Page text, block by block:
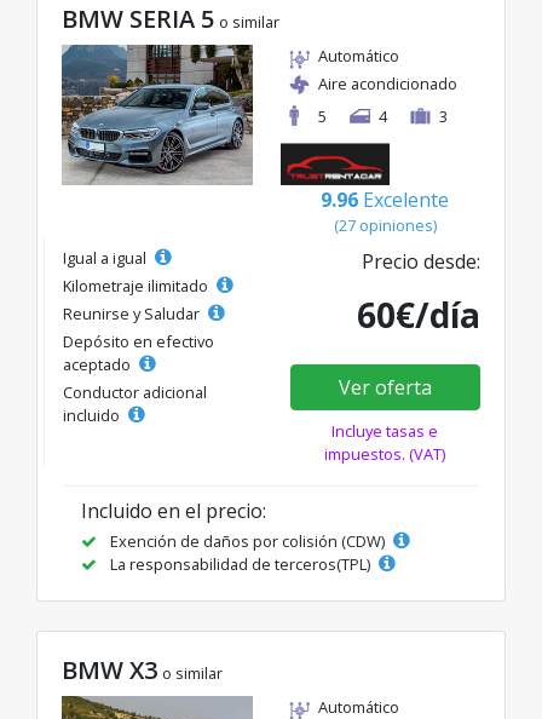
BMW SERIA 5 o similar
Automático
Aire acondicionado
5
4 3
9.96 Excelente
(27 opiniones)
Igual a igual
Kilometraje ilimitado
Reunirse y Saludar
Depósito en efectivo
aceptado
Conductor adicional
incluido
Precio desde:
60€/día
Ver oferta
Incluye tasas e
impuestos. (VAT)
Incluido en el precio:
Exención de daños por colisión (CDW)
La responsabilidad de terceros(TPL)
BMW X3 o similar
Automático